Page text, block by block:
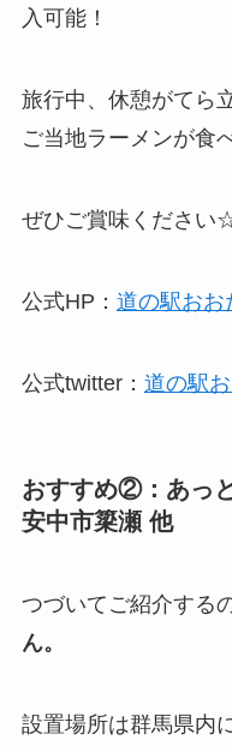
入可能！
旅行中、休憩がてら
ご当地ラーメンが食
ぜひご賞味ください
公式HP： 道の駅おお
公式twitter： 道の駅お
おすすめ②：あっ
安中市簗瀬 他
つづいてご紹介する
ん。
設置場所は群馬県内